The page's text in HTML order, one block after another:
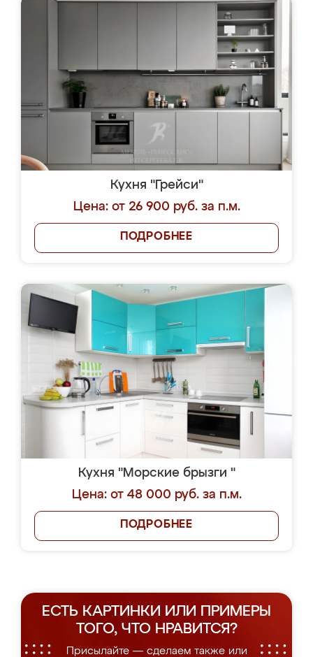
Кухня "Грейси"
Цена: от 26 900 руб. за п.м.
ПОДРОБНЕЕ
Кухня "Морские брызги "
Цена: от 48 000 руб. за п.м.
ПОДРОБНЕЕ
ЕСТЬ КАРТИНКИ ИЛИ ПРИМЕРЫ
ТОГО, ЧТО НРАВИТСЯ?
Присылайте — сделаем также или